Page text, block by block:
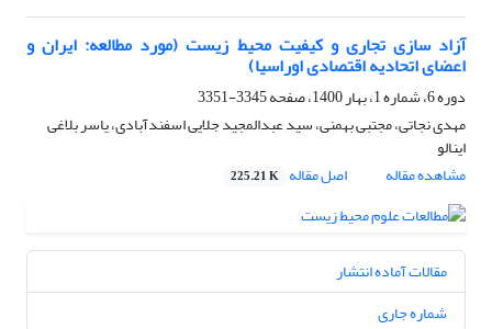
آزاد سازی تجاری و کیفیت محیط زیست (مورد مطالعه: ایران و
اعضای اتحادیه اقتصادی اوراسیا)
دوره 6، شماره 1، بهار 1400، صفحه
3345-3351
مهدی نجاتی، مجتبی بهمنی، سید عبدالمجید جلایی اسفندآبادی، یاسر بلاغی
اینالو
مشاهده مقاله
اصل مقاله 225.21 K
مقالات آماده انتشار
شماره جاری